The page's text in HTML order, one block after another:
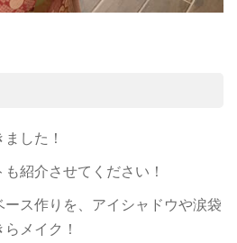
した！
紹介させてください！
ス作りを、アイシャドウや涙袋
メイク！